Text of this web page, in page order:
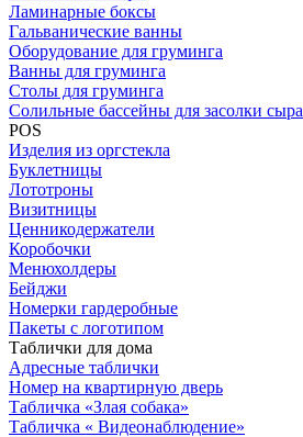
Ламинарные боксы
Гальванические ванны
Оборудование для груминга
Ванны для груминга
Столы для груминга
Солильные бассейны для засолки сыра
POS
Изделия из оргстекла
Буклетницы
Лототроны
Визитницы
Ценникодержатели
Коробочки
Менюхолдеры
Бейджи
Номерки гардеробные
Пакеты с логотипом
Таблички для дома
Адресные таблички
Номер на квартирную дверь
Табличка «Злая собака»
Табличка « Видеонаблюдение»